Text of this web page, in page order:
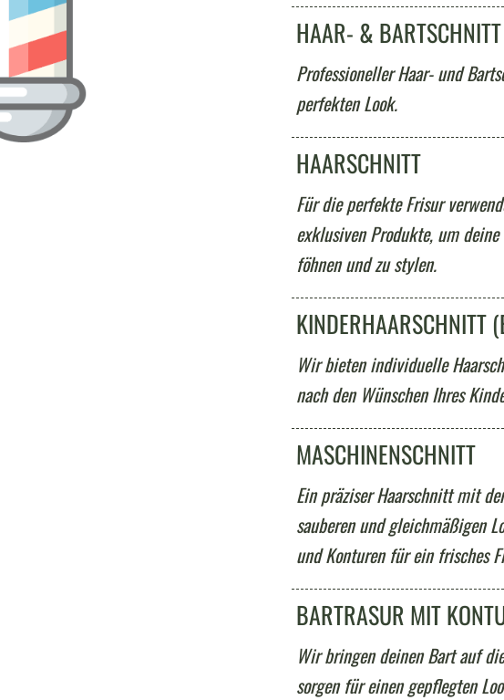
HAAR- & BARTSCHNITT
Professioneller Haar- und
perfekten Look.
HAARSCHNITT
Für die perfekte Frisur
exklusiven Produkte, um deine
föhnen und zu stylen.
KINDERHAARSCHNITT
Wir bieten individuelle
nach den Wünschen Ihres
MASCHINENSCHNITT
Ein präziser Haarschnitt mit
sauberen und gleichmäßigen
und Konturen für ein frisches
BARTRASUR MIT
Wir bringen deinen Bart auf
sorgen für einen gepflegten